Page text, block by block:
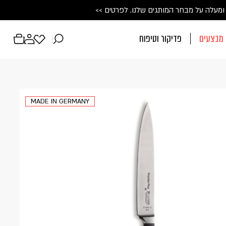
על מבחר המותגים שלנו. לפרטים >> טאנטו מיוחדת 💙 לכל הפרטים >>
מבצעים פדיקור וטיפוח
רשום כבר עכשיו.
MADE IN GERMANY